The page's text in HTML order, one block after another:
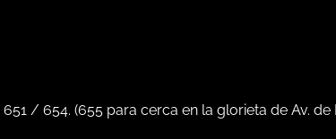
651 / 654. (655 para cerca en la glorieta de Av. de